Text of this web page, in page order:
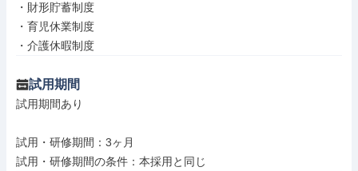
・財形貯蓄制度
・育児休業制度
・介護休暇制度
試用期間
試用期間あり
試用・研修期間：3ヶ月